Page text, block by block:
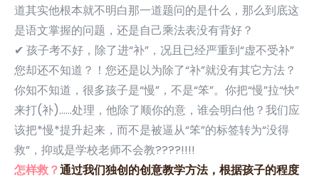
道其实他根本就不明白那一道题问的是什么，那么到底这
是语文掌握的问题，还是自己乘法表没有背好？
✔ 孩子考不好，除了进“补”，况且已经严重到“虚不受补”
您却还不知道？！您还是以为除了“补”就没有其它方法？
你知不知道，很多孩子是“慢”，不是“笨”。你把“慢”拉“快”
来打(补)……处理，他除了顺你的意，谁会明白他？我们应
该把*慢*提升起来，而不是被逼从“笨”的标签转为“没得
救”，抑或是学校老师不会教????!!!!
怎样救？通过我们独创的创意教学方法，根据孩子的程度